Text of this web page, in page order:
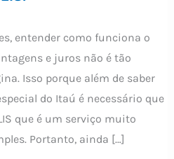
entender como funciona o
e juros não é tão
Isso porque além de saber
do Itaú é necessário que
que é um serviço muito
Portanto, ainda […]